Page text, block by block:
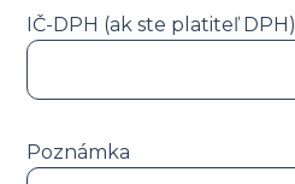
IČ-DPH (ak ste platiteľ DPH)
Poznámka